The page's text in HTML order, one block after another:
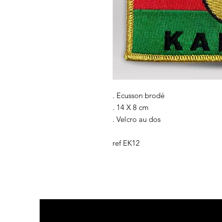
. Ecusson brodé
. 14 X 8 cm
. Velcro au dos
ref EK12